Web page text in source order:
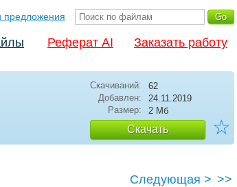
предложения
Реферат AI Заказать работу
Скачиваний:
62
Добавлен:
24.11.2019
Размер:
2 Мб
Скачать ☆
Следующая > >>